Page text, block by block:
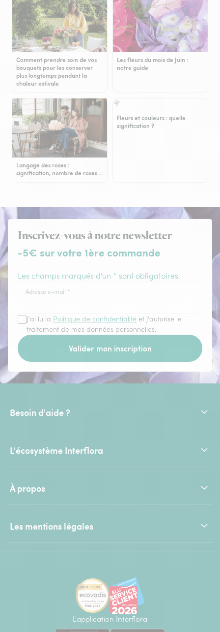
Comment prendre soin de vos
bouquets pour les conserver
plus longtemps pendant la
chaleur estivale
Les fleurs du mois de Juin :
notre guide
Langage des roses :
signification, nombre de roses…
Fleurs et couleurs : quelle
signification ?
Inscrivez-vous à notre newsletter
-5€ sur votre 1ère commande
Les champs marqués d'un * sont obligatoires.
Adresse e-mail *
J'ai lu la Politique de confidentialité et j'autorise le
traitement de mes données personnelles.
Valider mon inscription
Besoin d'aide ?
L'écosystème Interflora
À propos
Les mentions légales
L'application Interflora